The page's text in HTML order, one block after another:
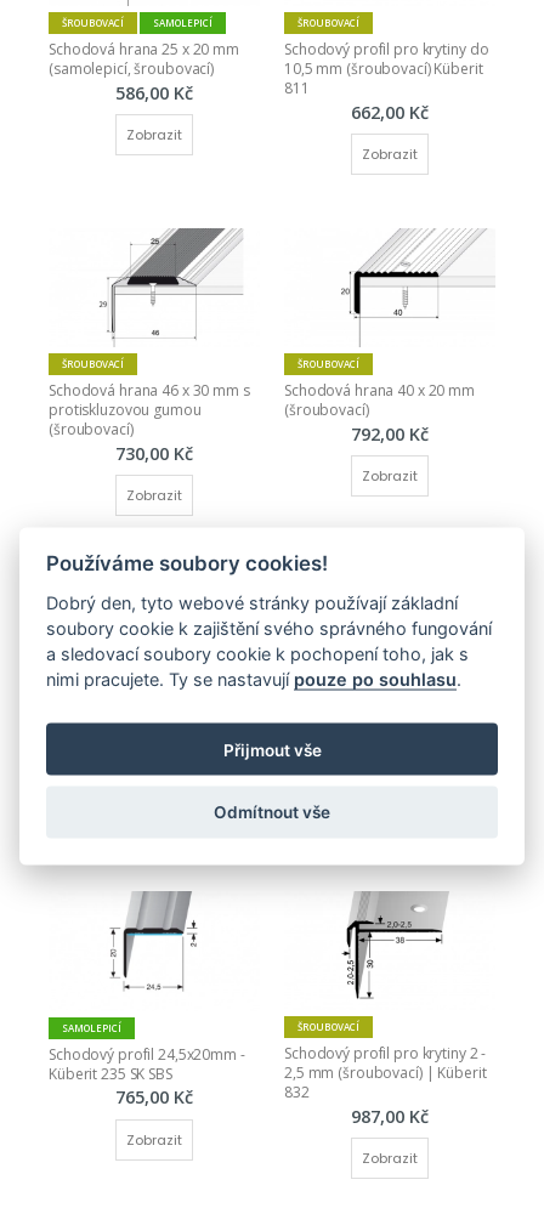
ŠROUBOVACÍ SAMOLEPICÍ
Schodová hrana 25 x 20 mm
(samolepicí, šroubovací)
586,00 Kč
Zobrazit
ŠROUBOVACÍ
Schodový profil pro krytiny do
10,5 mm (šroubovací) Küberit
811
662,00 Kč
Zobrazit
ŠROUBOVACÍ
Schodová hrana 46 x 30 mm s
protiskluzovou gumou
(šroubovací)
730,00 Kč
Zobrazit
ŠROUBOVACÍ
Schodová hrana 40 x 20 mm
(šroubovací)
792,00 Kč
Zobrazit
887,00 Kč
6 mm (šroubovací) Küberit 864
765,00 Kč
SAMOLEPICÍ
Schodový profil 24,5x20mm -
Küberit 235 SK SBS
765,00 Kč
Zobrazit
ŠROUBOVACÍ
Schodový profil pro krytiny 2 -
2,5 mm (šroubovací) | Küberit
832
987,00 Kč
Zobrazit
Používáme soubory cookies!
Dobrý den, tyto webové stránky používají základní
soubory cookie k zajištění svého správného fungování
a sledovací soubory cookie k pochopení toho, jak s
nimi pracujete. Ty se nastavují pouze po souhlasu.
Přijmout vše
Odmítnout vše